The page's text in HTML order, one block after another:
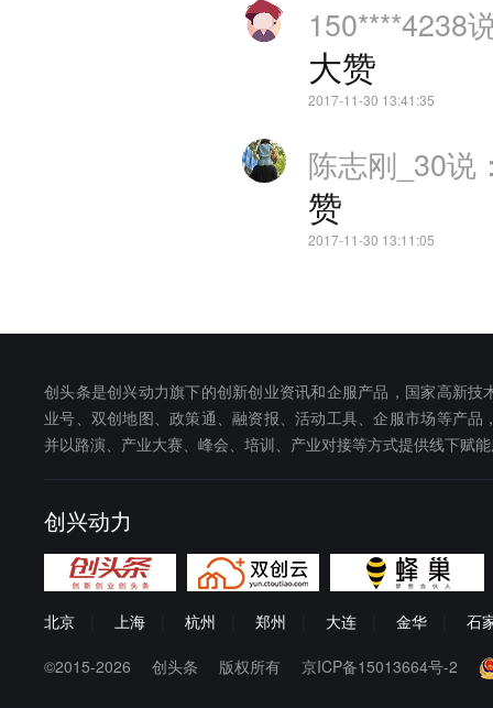
150****4238
大赞
2017-11-30 13:41:35
陈志刚_30说
赞
2017-11-30 13:11:05
创头条是创兴动力旗下的创新创业资讯和企服产品，国家高新
业号、双创地图、政策通、融资报、活动工具、企服市场等产
并以路演、产业大赛、峰会、培训、产业对接等方式提供线下赋
创兴动力
北京 上海 杭州 郑州 大连 金华 石
©2015-2026 创头条 版权所有 京ICP备15013664号-2